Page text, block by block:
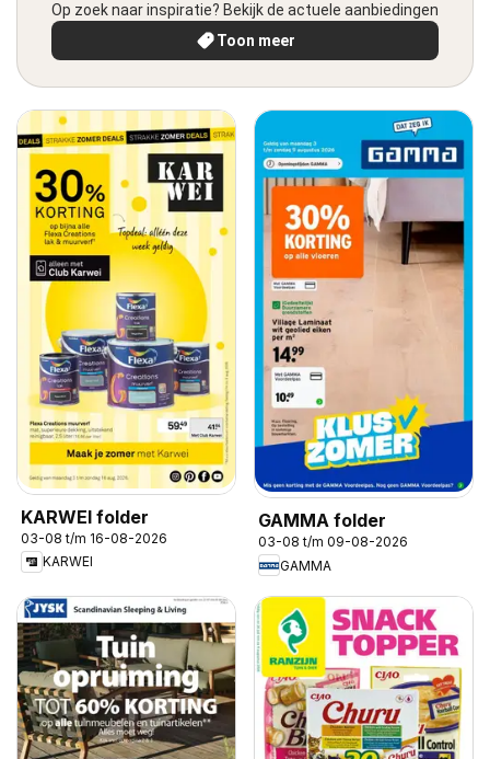
Op zoek naar inspiratie? Bekijk de actuele aanbiedingen
Toon meer
KARWEI folder
03-08 t/m 16-08-2026
KARWEI
GAMMA folder
03-08 t/m 09-08-2026
GAMMA